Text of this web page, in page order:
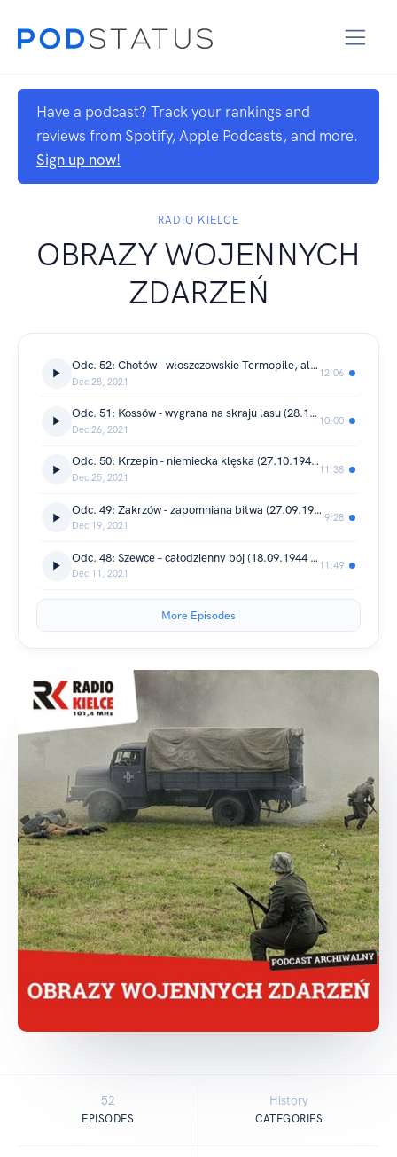
Have a podcast? Track your rankings and
reviews from Spotify, Apple Podcasts, and more.
Sign up now!
RADIO KIELCE
OBRAZY WOJENNYCH
ZDARZEŃ
Odc. 52: Chotów - włoszczowskie Termopile, ale zwycięskie (30.10.1944 r.)
Dec 28, 2021
12:06
Odc. 51: Kossów - wygrana na skraju lasu (28.10.1944 r.)
Dec 26, 2021
10:00
Odc. 50: Krzepin - niemiecka klęska (27.10.1944 r.)
Dec 25, 2021
11:38
Odc. 49: Zakrzów - zapomniana bitwa (27.09.1944 r.)
Dec 19, 2021
9:28
Odc. 48: Szewce – całodzienny bój (18.09.1944 r.)
Dec 11, 2021
11:49
More Episodes
52
EPISODES
History
CATEGORIES